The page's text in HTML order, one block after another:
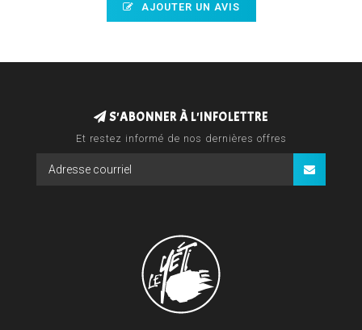
AJOUTER UN AVIS
S'ABONNER À L'INFOLETTRE
Et restez informé de nos dernières offres